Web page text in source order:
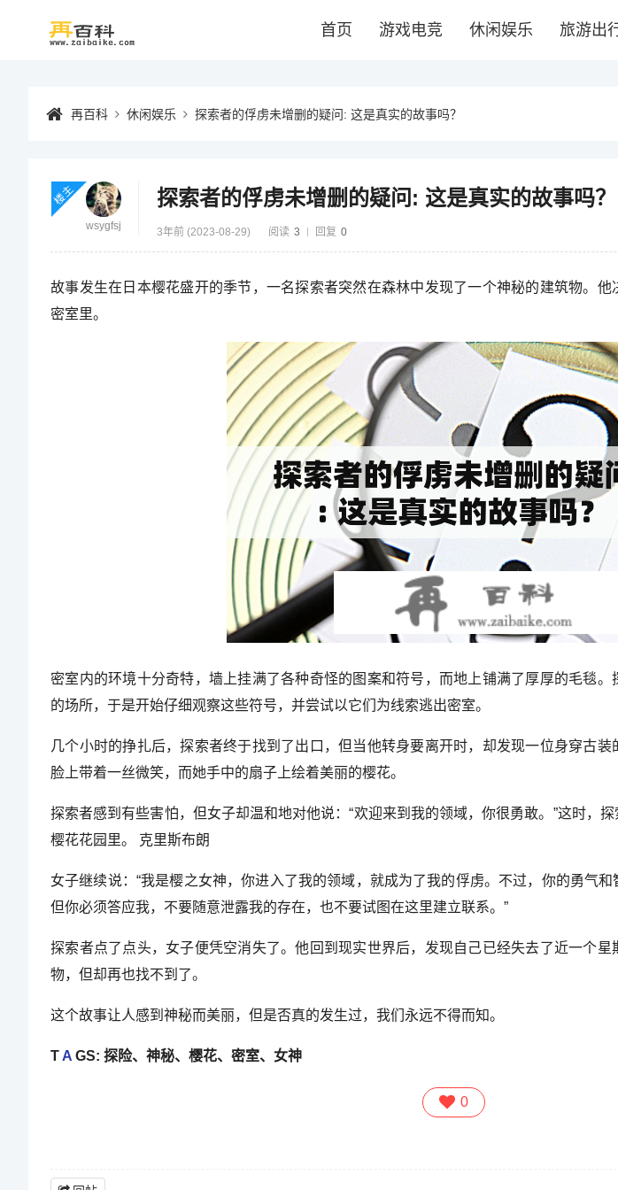
首页 游戏电竞 休闲娱乐 旅游出
再百科 休闲娱乐 探索者的俘虏未增删的疑问: 这是真实的故事吗？
探索者的俘虏未增删的疑问: 这是真实的故事吗？
3年前 (2023-08-29) 阅读 3 回复 0
wsygfsj
楼主
故事发生在日本樱花盛开的季节，一名探索者突然在森林中发现了一个神秘的建筑物。他
密室里。
密室内的环境十分奇特，墙上挂满了各种奇怪的图案和符号，而地上铺满了厚厚的毛毯
的场所，于是开始仔细观察这些符号，并尝试以它们为线索逃出密室。
几个小时的挣扎后，探索者终于找到了出口，但当他转身要离开时，却发现一位身穿古
脸上带着一丝微笑，而她手中的扇子上绘着美丽的樱花。
探索者感到有些害怕，但女子却温和地对他说：“欢迎来到我的领域，你很勇敢。”这时，
樱花花园里。 克里斯布朗
女子继续说：“我是樱之女神，你进入了我的领域，就成为了我的俘虏。不过，你的勇气和
但你必须答应我，不要随意泄露我的存在，也不要试图在这里建立联系。”
探索者点了点头，女子便凭空消失了。他回到现实世界后，发现自己已经失去了近一个
物，但却再也找不到了。
这个故事让人感到神秘而美丽，但是否真的发生过，我们永远不得而知。
T A GS: 探险、神秘、樱花、密室、女神
0